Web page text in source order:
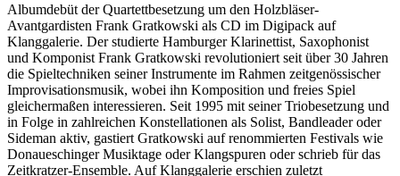
Albumdebüt der Quartettbesetzung um den Holzbläser-
Avantgardisten Frank Gratkowski als CD im Digipack auf
Klanggalerie. Der studierte Hamburger Klarinettist, Saxophonist
und Komponist Frank Gratkowski revolutioniert seit über 30 Jahren
die Spieltechniken seiner Instrumente im Rahmen zeitgenössischer
Improvisationsmusik, wobei ihn Komposition und freies Spiel
gleichermaßen interessieren. Seit 1995 mit seiner Triobesetzung und
in Folge in zahlreichen Konstellationen als Solist, Bandleader oder
Sideman aktiv, gastiert Gratkowski auf renommierten Festivals wie
Donaueschinger Musiktage oder Klangspuren oder schrieb für das
Zeitkratzer-Ensemble. Auf Klanggalerie erschien zuletzt